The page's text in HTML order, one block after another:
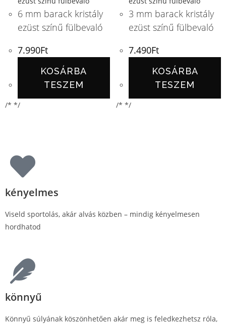
6 mm barack kristály
ezüst színű fülbevaló
7.990Ft
KOSÁRBA
TESZEM
/* */
3 mm barack kristály
ezüst színű fülbevaló
7.490Ft
KOSÁRBA
TESZEM
/* */
kényelmes
Viseld sportolás, akár alvás közben – mindig kényelmesen
hordhatod
könnyű
Könnyű súlyának köszönhetően akár meg is feledkezhetsz róla,